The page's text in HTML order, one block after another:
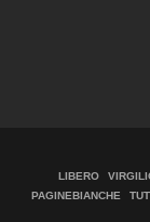
LIBERO
PAGINEBIANCHE